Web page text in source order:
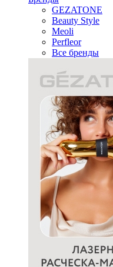
GEZATONE
Beauty Style
Meoli
Perfleor
Все бренды